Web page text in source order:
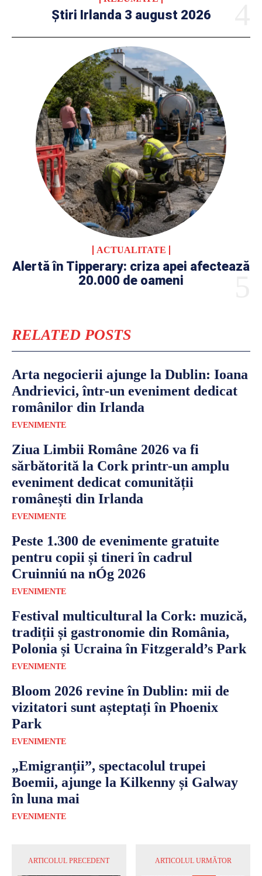
Știri Irlanda 3 august 2026
ACTUALITATE
Alertă în Tipperary: criza apei afectează
20.000 de oameni
RELATED POSTS
Arta negocierii ajunge la Dublin: Ioana
Andrievici, într-un eveniment dedicat
românilor din Irlanda
EVENIMENTE
Ziua Limbii Române 2026 va fi
sărbătorită la Cork printr-un amplu
eveniment dedicat comunității
românești din Irlanda
EVENIMENTE
Peste 1.300 de evenimente gratuite
pentru copii și tineri în cadrul
Cruinniú na nÓg 2026
EVENIMENTE
Festival multicultural la Cork: muzică,
tradiții și gastronomie din România,
Polonia și Ucraina în Fitzgerald’s Park
EVENIMENTE
Bloom 2026 revine în Dublin: mii de
vizitatori sunt așteptați în Phoenix
Park
EVENIMENTE
„Emigranții”, spectacolul trupei
Boemii, ajunge la Kilkenny și Galway
în luna mai
EVENIMENTE
ARTICOLUL PRECEDENT ARTICOLUL URMĂTOR